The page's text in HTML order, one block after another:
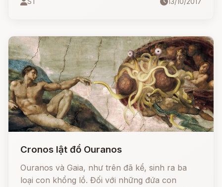
lại vùng Phật Tích cho gần gũi mẹ.
Cronos lật đổ Ouranos
Ouranos và Gaia, như trên đã kể, sinh ra ba
loại con khổng lồ. Đối với những đứa con